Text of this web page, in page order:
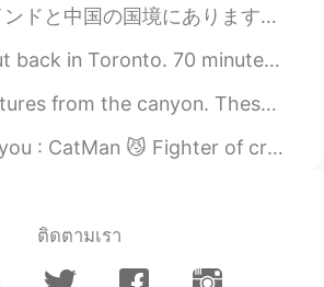
ら1時間30分かかります、廟号は4310mです。 本当に綺麗な場所です 😍 とても楽しかったですが私の友達は高校のために病気になった 🤣🤣
minutes of cardio and 60 minutes of upper body strength trainin...
These colors won’t last much longer so I had to go see them a...
of crime and justice 😂😂 On a real note i hope everyone i...
ติดตามเรา